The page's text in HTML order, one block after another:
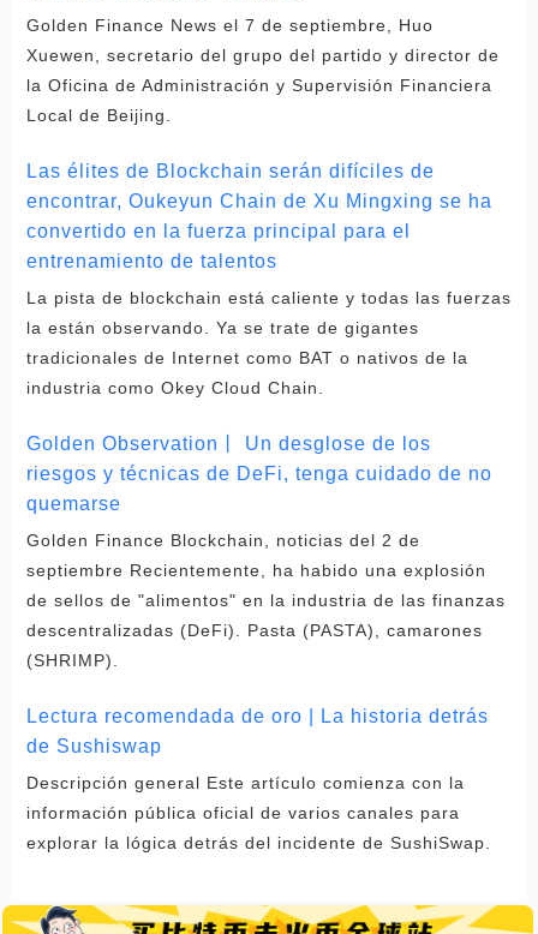
Golden Finance News el 7 de septiembre, Huo
Xuewen, secretario del grupo del partido y director de
la Oficina de Administración y Supervisión Financiera
Local de Beijing.
Las élites de Blockchain serán difíciles de
encontrar, Oukeyun Chain de Xu Mingxing se ha
convertido en la fuerza principal para el
entrenamiento de talentos
La pista de blockchain está caliente y todas las fuerzas
la están observando. Ya se trate de gigantes
tradicionales de Internet como BAT o nativos de la
industria como Okey Cloud Chain.
Golden Observation丨 Un desglose de los
riesgos y técnicas de DeFi, tenga cuidado de no
quemarse
Golden Finance Blockchain, noticias del 2 de
septiembre Recientemente, ha habido una explosión
de sellos de "alimentos" en la industria de las finanzas
descentralizadas (DeFi). Pasta (PASTA), camarones
(SHRIMP).
Lectura recomendada de oro | La historia detrás
de Sushiswap
Descripción general Este artículo comienza con la
información pública oficial de varios canales para
explorar la lógica detrás del incidente de SushiSwap.